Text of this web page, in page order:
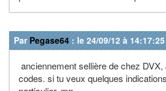
Par Pegase64 : le 24/09/12 à 14:17:25
anciennement sellière de chez
codes. si tu veux quelques